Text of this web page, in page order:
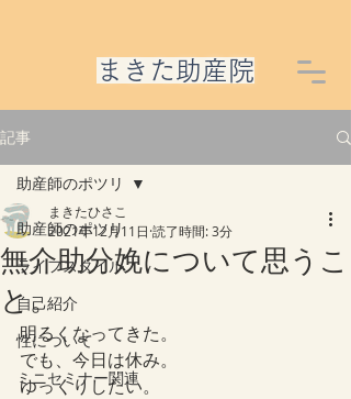
​まきた助産院
記事
助産師のポツリ
ライフスタイル
自己紹介
性について
ミニセミナー関連
助産師のポツリ
無介助分娩について思うこ
と。
まきたひさこ
2021年12月11日 読了時間: 3分
明るくなってきた。
でも、今日は休み。
ゆっくりしたい。